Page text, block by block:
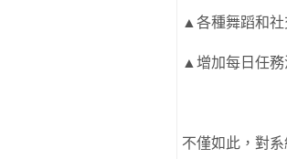
▲各種舞蹈和社
▲增加每日任務
不僅如此，對